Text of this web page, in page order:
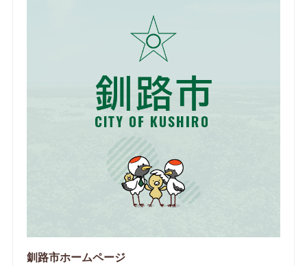
釧路市ホームページ